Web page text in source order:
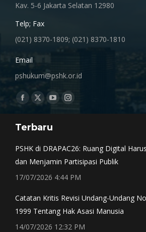
Kav. 5-6 Jakarta Selatan 12980
Telp; Fax
(021) 8370-1809; (021) 8370-1810
Email
pshukum@pshk.or.id
Find us on:
Facebook
opens
window
X
opens
window
YouTube
opens
Instagram
window
Terbaru
PSHK di DRAPAC26: Ruang Digital
dan Menjamin Partisipasi Publik
17/07/2026 4:44 PM
Catatan Kritis Revisi Undang-Undang
1999 Tentang Hak Asasi Manusia
14/07/2026 12:32 PM